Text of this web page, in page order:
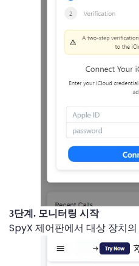
3단계. 모니터링 시작
SpyX 제어판에서 대상 장치